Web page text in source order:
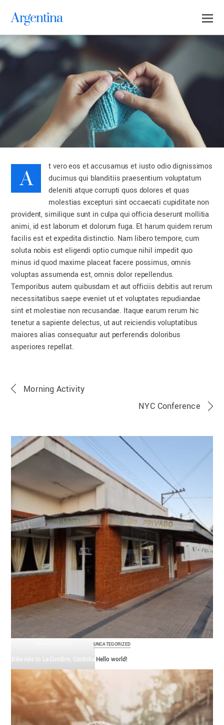
Argentina
MARC
APRIL 10, 2016
0
UNCATEGORIZED
With Sidebar
A
t vero eos et accusamus et iusto odio dignissimos
ducimus qui blanditiis praesentium voluptatum
deleniti atque corrupti quos dolores et quas
molestias excepturi sint occaecati cupiditate non
provident, similique sunt in culpa qui officia deserunt mollitia
animi, id est laborum et dolorum fuga. Et harum quidem rerum
facilis est et expedita distinctio. Nam libero tempore, cum
soluta nobis est eligendi optio cumque nihil impedit quo
minus id quod maxime placeat facere possimus, omnis
voluptas assumenda est, omnis dolor repellendus.
Temporibus autem quibusdam et aut officiis debitis aut rerum
necessitatibus saepe eveniet ut et voluptates repudiandae
sint et molestiae non recusandae. Itaque earum rerum hic
tenetur a sapiente delectus, ut aut reiciendis voluptatibus
maiores alias consequatur aut perferendis doloribus
asperiores repellat.
Morning Activity
NYC Conference
Bike ride to La Cumbre, Cordoba
UNCATEGORIZED
Hello world!